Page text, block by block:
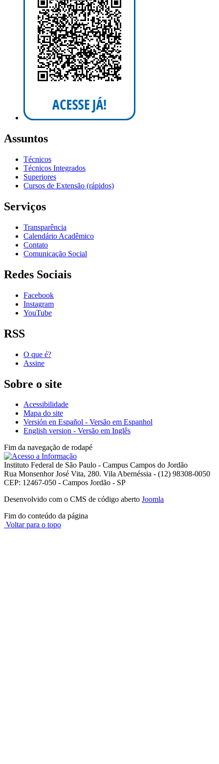
Assuntos
Técnicos
Técnicos Integrados
Superiores
Cursos de Extensão (rápidos)
Serviços
Transparência
Calendário Acadêmico
Contato
Comunicação Social
Redes Sociais
Facebook
Instagram
YouTube
RSS
O que é?
Assine
Sobre o site
Acessibilidade
Mapa do site
Versión en Español - Versão em Espanhol
English version - Versão em Inglês
Fim da navegação de rodapé
Instituto Federal de São Paulo - Campus Campos do Jordão
Rua Monsenhor José Vita, 280. Vila Abernéssia - (12) 98308-0050
CEP: 12467-050 - Campos Jordão - SP
Desenvolvido com o CMS de código aberto Joomla
Fim do conteúdo da página
Voltar para o topo